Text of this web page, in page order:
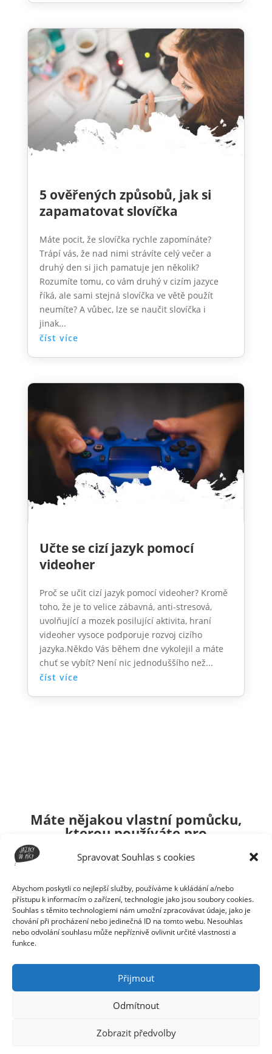
Spravovat Souhlas s cookies
Abychom poskytli co nejlepší služby, používáme k ukládání a/nebo
přístupu k informacím o zařízení, technologie jako jsou soubory cookies.
Souhlas s těmito technologiemi nám umožní zpracovávat údaje, jako je
chování při procházení nebo jedinečná ID na tomto webu. Nesouhlas
nebo odvolání souhlasu může nepříznivě ovlivnit určité vlastnosti a
funkce.
Přijmout
Odmítnout
Zobrazit předvolby
5 ověřených způsobů, jak si
zapamatovat slovíčka
Máte pocit, že slovíčka rychle zapomínáte?
Trápí vás, že nad nimi strávíte celý večer a
druhý den si jich pamatuje jen několik?
Rozumíte tomu, co vám druhý v cizím jazyce
říká, ale sami stejná slovíčka ve větě použít
neumíte? A vůbec, lze se naučit slovíčka i
jinak...
číst více
Učte se cizí jazyk pomocí
videoher
Proč se učit cizí jazyk pomocí videoher? Kromě
toho, že je to velice zábavná, anti-stresová,
uvolňující a mozek posilující aktivita, hraní
videoher vysoce podporuje rozvoj cizího
jazyka.Někdo Vás během dne vykolejil a máte
chuť se vybít? Není nic jednoduššího než...
číst více
Máte nějakou vlastní pomůcku,
kterou používáte pro
komentářích.